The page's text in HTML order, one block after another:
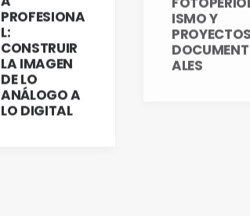
DE QUÍMICOS
PROFESIONA
L:
CONSTRUIR
LA IMAGEN
DE LO
ANÁLOGO A
LO DIGITAL
PROYECTOS
DOCUMENT
ALES